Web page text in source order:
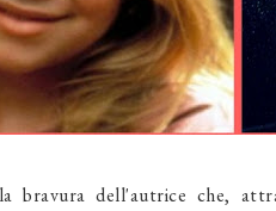
bravura dell'autrice che,